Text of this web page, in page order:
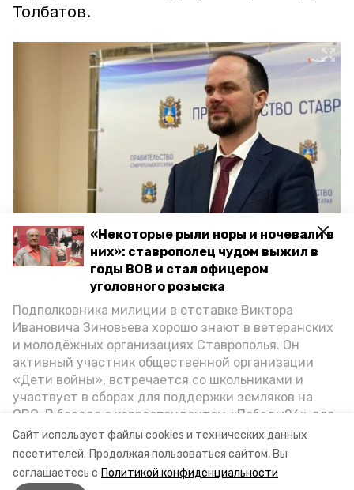
Сайт использует файлы cookies и технических данных
посетителей. Продолжая пользоваться сайтом, Вы
соглашаетесь с Политикой конфиденциальности
«Некоторые рыли норы и ночевали в
них»: ставрополец чудом выжил в
годы ВОВ и стал офицером
уголовного розыска
Подполковника милиции в отставке Виктора
Ивановича Зиновьева хорошо знают в ветеранских
и молодёжных организациях Ставрополья. Он
активный участник общественной организации
«Дети войны», встречается со школьниками и
участвует в сборах для поддержки земляков на
СВО. В беседе с корреспондентом «Победы26» для
спецпроекта «Дети Великой Отечественной»
ветеран рассказал о зверствах оккупантов в годы
ВОВ, о службе в Москве, «богатыре» Фиделе Кастро
и шпионе Пеньковском, о борьбе с криминалом на
Толбатов.
Андрей Толбатов
Фото: ИА «Победа26»
Как передаёт информагентство
«Победа26» со ссылкой на управление,
бесплатные экскурсии ужепровели
1 820 старшеклассников.
бесплатные экскурсии митуризма ск